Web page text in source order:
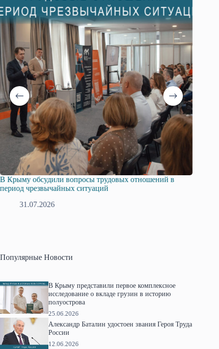
в
Русская община Крыма и Федерация независимых
профсоюзов Крыма укрепляют сотрудничество
28.07.2026
Популярные Новости
В Крыму представили первое комплексное
исследование о вкладе грузин в историю
полуострова
25.06.2026
Александр Баталин удостоен звания Героя Труда
России
12.06.2026